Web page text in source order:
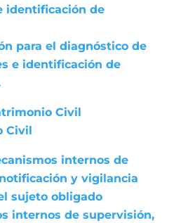
identificación de
para el diagnóstico de
e identificación de
Civil
Civil
internos de
y vigilancia
sujeto obligado
internos de supervisión,